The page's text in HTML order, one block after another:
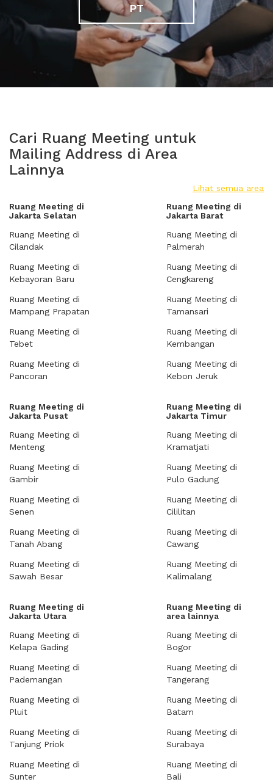
PT
Cari Ruang Meeting untuk
Mailing Address di Area
Lainnya
Lihat semua area
Ruang Meeting di
Jakarta Selatan
Ruang Meeting di
Cilandak
Ruang Meeting di
Kebayoran Baru
Ruang Meeting di
Mampang Prapatan
Ruang Meeting di
Tebet
Ruang Meeting di
Pancoran
Ruang Meeting di
Jakarta Barat
Ruang Meeting di
Palmerah
Ruang Meeting di
Cengkareng
Ruang Meeting di
Tamansari
Ruang Meeting di
Kembangan
Ruang Meeting di
Kebon Jeruk
Ruang Meeting di
Jakarta Pusat
Ruang Meeting di
Menteng
Ruang Meeting di
Gambir
Ruang Meeting di
Senen
Ruang Meeting di
Tanah Abang
Ruang Meeting di
Sawah Besar
Ruang Meeting di
Jakarta Timur
Ruang Meeting di
Kramatjati
Ruang Meeting di
Pulo Gadung
Ruang Meeting di
Cililitan
Ruang Meeting di
Cawang
Ruang Meeting di
Kalimalang
Ruang Meeting di
Jakarta Utara
Ruang Meeting di
Kelapa Gading
Ruang Meeting di
Pademangan
Ruang Meeting di
Pluit
Ruang Meeting di
Tanjung Priok
Ruang Meeting di
Sunter
Ruang Meeting di
area lainnya
Ruang Meeting di
Bogor
Ruang Meeting di
Tangerang
Ruang Meeting di
Batam
Ruang Meeting di
Surabaya
Ruang Meeting di
Bali